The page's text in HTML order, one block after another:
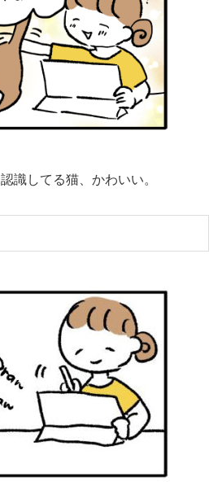
識してる猫、かわいい。